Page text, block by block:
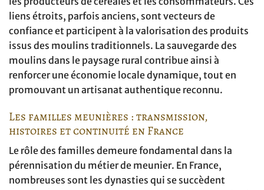
liens étroits, parfois anciens, sont vecteurs de
confiance et participent à la valorisation des produits
issus des moulins traditionnels. La sauvegarde des
moulins dans le paysage rural contribue ainsi à
renforcer une économie locale dynamique, tout en
promouvant un artisanat authentique reconnu.
Les familles meunières : transmission,
histoires et continuité en France
Le rôle des familles demeure fondamental dans la
pérennisation du métier de meunier. En France,
nombreuses sont les dynasties qui se succèdent